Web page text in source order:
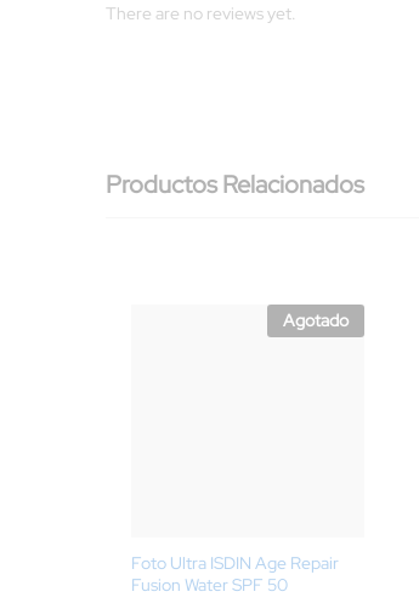
There are no reviews yet.
Productos Relacionados
Agotado
Foto Ultra ISDIN Age Repair
Fusion Water SPF 50